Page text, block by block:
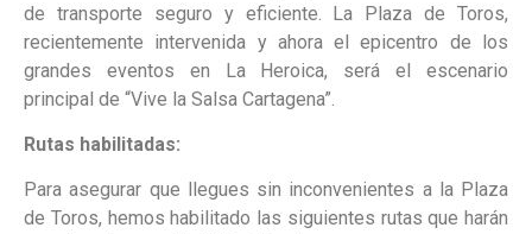
de transporte seguro y eficiente. La Plaza de Toros,
recientemente intervenida y ahora el epicentro de los
grandes eventos en La Heroica, será el escenario
principal de “Vive la Salsa Cartagena”.
Rutas habilitadas:
Para asegurar que llegues sin inconvenientes a la Plaza
de Toros, hemos habilitado las siguientes rutas que harán